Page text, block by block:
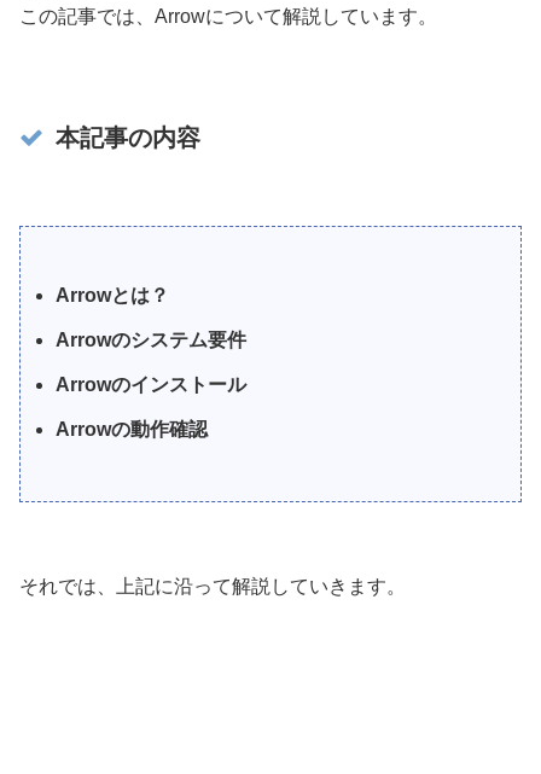
この記事では、Arrowについて解説しています。
本記事の内容
Arrowとは？
Arrowのシステム要件
Arrowのインストール
Arrowの動作確認
それでは、上記に沿って解説していきます。